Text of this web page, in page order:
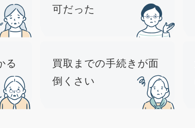
可だった
る
買取までの手続きが面
倒くさい